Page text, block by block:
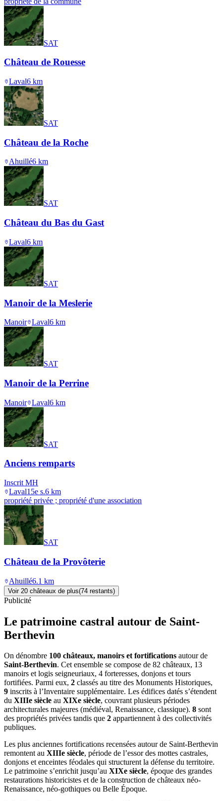
SAT
Château de Rouesse
Laval6 km
SAT
Château de la Roche
Ahuillé6 km
SAT
Château du Bas du Gast
Laval6 km
SAT
Manoir de la Meslerie
Manoir Laval6 km
SAT
Manoir de la Perrine
Manoir Laval6 km
SAT
Anciens remparts
Inscrit MH
Laval15e s.6 km
propriété privée ; propriété d'une association
SAT
Château de la Provôterie
Ahuillé6.1 km
Voir 20 châteaux de plus(74 restants)
Publicité
Le patrimoine castral autour de Saint-
Berthevin
On dénombre 100 châteaux, manoirs et fortifications autour de
Saint-Berthevin. Cet ensemble se compose de 82 châteaux, 13
manoirs et logis seigneuriaux, 4 forteresses, donjons et tours
fortifiées. Parmi eux, 2 classés au titre des Monuments Historiques,
9 inscrits à l’Inventaire supplémentaire. Les édifices datés s’étendent
du XIIIe siècle au XIXe siècle, couvrant plusieurs périodes
architecturales majeures (médiéval, Renaissance, classique). 8 sont
des propriétés privées tandis que 2 appartiennent à des collectivités
publiques.
Les plus anciennes fortifications recensées autour de Saint-Berthevin
remontent au XIIIe siècle, période de l’essor des mottes castrales,
donjons et enceintes féodales qui structurent la défense du territoire.
Le patrimoine s’enrichit jusqu’au XIXe siècle, époque des grandes
restaurations historicistes et de la construction de châteaux néo-
Renaissance, néo-gothiques ou Belle Époque.